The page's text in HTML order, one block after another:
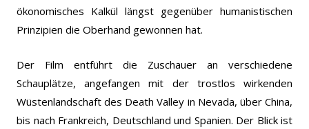
ökonomisches Kalkül längst gegenüber humanistischen
Prinzipien die Oberhand gewonnen hat.
Der Film entführt die Zuschauer an verschiedene
Schauplätze, angefangen mit der trostlos wirkenden
Wüstenlandschaft des Death Valley in Nevada, über China,
bis nach Frankreich, Deutschland und Spanien. Der Blick ist